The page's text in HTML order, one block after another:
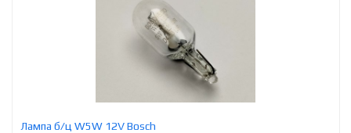
Лампа б/ц W5W 12V Bosch